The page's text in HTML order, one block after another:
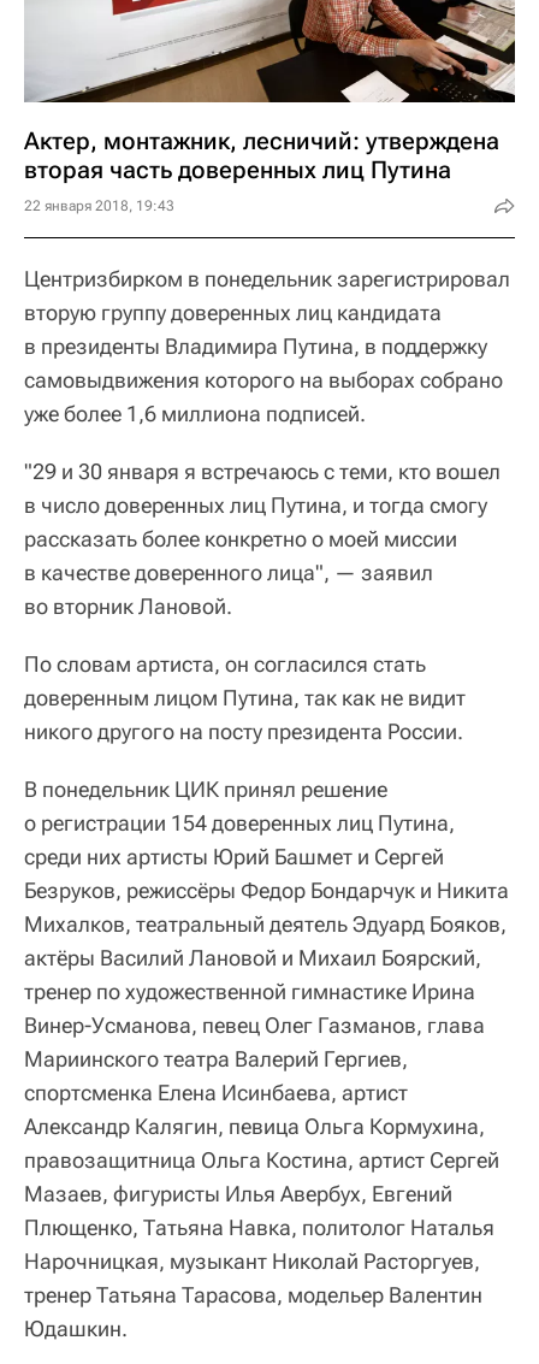
Актер, монтажник, лесничий: утверждена
вторая часть доверенных лиц Путина
22 января 2018, 19:43
Центризбирком в понедельник зарегистрировал
вторую группу доверенных лиц кандидата
в президенты Владимира Путина, в поддержку
самовыдвижения которого на выборах собрано
уже более 1,6 миллиона подписей.
"29 и 30 января я встречаюсь с теми, кто вошел
в число доверенных лиц Путина, и тогда смогу
рассказать более конкретно о моей миссии
в качестве доверенного лица", — заявил
во вторник Лановой.
По словам артиста, он согласился стать
доверенным лицом Путина, так как не видит
никого другого на посту президента России.
В понедельник ЦИК принял решение
о регистрации 154 доверенных лиц Путина,
среди них артисты Юрий Башмет и Сергей
Безруков, режиссёры Федор Бондарчук и Никита
Михалков, театральный деятель Эдуард Бояков,
актёры Василий Лановой и Михаил Боярский,
тренер по художественной гимнастике Ирина
Винер-Усманова, певец Олег Газманов, глава
Мариинского театра Валерий Гергиев,
спортсменка Елена Исинбаева, артист
Александр Калягин, певица Ольга Кормухина,
правозащитница Ольга Костина, артист Сергей
Мазаев, фигуристы Илья Авербух, Евгений
Плющенко, Татьяна Навка, политолог Наталья
Нарочницкая, музыкант Николай Расторгуев,
тренер Татьяна Тарасова, модельер Валентин
Юдашкин.